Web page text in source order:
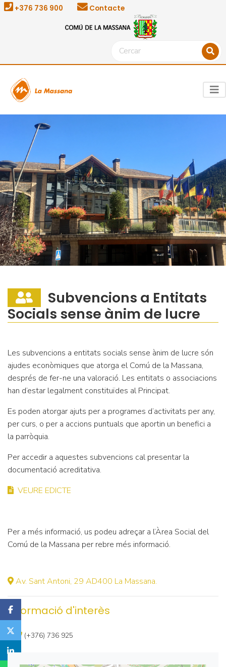
+376 736 900 Contacte
Subvencions a Entitats
Socials sense ànim de lucre
Les subvencions a entitats socials sense ànim de lucre són
ajudes econòmiques que atorga el Comú de la Massana,
després de fer-ne una valoració. Les entitats o associacions
han d’estar legalment constituïdes al Principat.
Es poden atorgar ajuts per a programes d’activitats per any,
per curs, o per a accions puntuals que aportin un benefici a
la parròquia.
Per accedir a aquestes subvencions cal presentar la
documentació acreditativa.
VEURE EDICTE
Per a més informació, us podeu adreçar a l’Àrea Social del
Comú de la Massana per rebre més informació.
Av. Sant Antoni, 29 AD400 La Massana.
Informació d'interès
(+376) 736 925